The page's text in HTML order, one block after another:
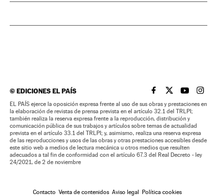
©EDICIONES EL PAÍS EL PAÍS BRASIL EN
EL PAÍSEL PAÍS
EL
EL PAÍS ejerce la oposición expresa frente al uso de sus obras y prestaciones en
la elaboración de revistas de prensa prevista en el artículo 32.1 del TRLPI;
también realiza la reserva expresa frente a la reproducción, distribución y
comunicación pública de sus trabajos y artículos sobre temas de actualidad
prevista en el artículo 33.1 del TRLPI; y, asimismo, realiza una reserva expresa
de las reproducciones y usos de las obras y otras prestaciones accesibles desde
este sitio web a medios de lectura mecánica u otros medios que resulten
adecuados a tal fin de conformidad con el artículo 67.3 del Real Decreto - ley
24/2021, de 2 de noviembre
Contacto Venta de contenidos Aviso legal Política cookies